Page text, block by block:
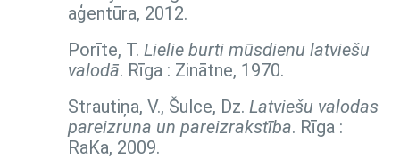
aģentūra, 2012.
Porīte, T. Lielie burti mūsdienu latviešu
valodā. Rīga : Zinātne, 1970.
Strautiņa, V., Šulce, Dz. Latviešu valodas
pareizruna un pareizrakstība. Rīga :
RaKa, 2009.